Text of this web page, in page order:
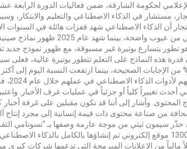
لحكومة الشارقة، ضمن فعاليات الدورة
مستشار في الذكاء الاصطناعي والتعليم والابتكار،
تزال تعاني من عيوب واضحة،
وهو تطور يتسارع بوتيرة غير مسبوقة، مع ظهور نموذج جديد
أحدث تغييراً كلياً أو جزئياً في عمليات غرف الأخبار.
المحتوى. وأشار إلى أننا قد نكون مقبلين على غرفة
من صناعة محتوى ذات قيمة إنسانية إلى مجرد إنتاج
سيمون ثيثي من موجة عارمة وصفها بـ “تسونامي الثقة
أكثر من 1300 موقع إلكتروني تم إنشاؤها بالكامل
مالياً من الإعلانات المبرمجة التي تدعمها شركات كبرى